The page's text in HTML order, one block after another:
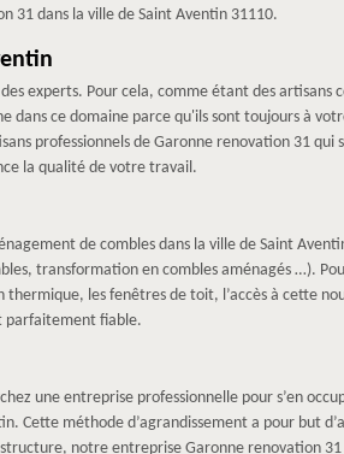
31 dans la ville de Saint Aventin 31110.
experts. Pour cela, comme étant des artisans
ce domaine parce qu'ils sont toujours à
professionnels de Garonne renovation 31 qui
la qualité de votre travail.
de combles dans la ville de Saint
transformation en combles aménagés …).
les fenêtres de toit, l’accès à cette
parfaitement fiable.
une entreprise professionnelle pour s’en
Cette méthode d’agrandissement a pour but
notre entreprise Garonne renovation 31